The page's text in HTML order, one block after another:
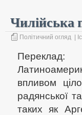
Чилійська
Політичний огляд
впливом
радянської
таких як